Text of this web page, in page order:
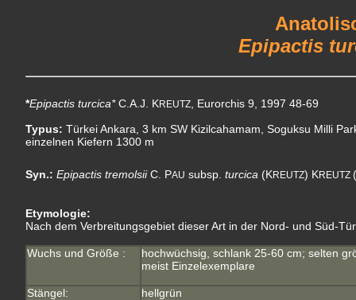
Epipactis
*Epipactis turcica*C.A.J. KREUTZ , Eurorchis 9, 1997 48-69
Typus: Türkei Ankara, 3 km SW Kizilcahamam, Soguksu Milli
einzelnen Kiefern 1300 m
Syn.: Epipactis tremolsiiC. PAU subsp. turcica (KREUTZ) KREUTZ
Etymologie:
Nach dem Verbreitungsgebiet dieser Art in der Nord- und Süd-
Wuchs und Größe :
hochwüchsig, schlank 25-60 cm; selten
meist Einzelexemplare
Stängel: hellgrün